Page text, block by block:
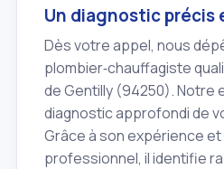
Un diagnostic précis
Dès votre appel, nous
plombier‑chauffagiste
de Gentilly (94250). Notre
diagnostic approfondi de
Grâce à son expérience
professionnel, il identifie